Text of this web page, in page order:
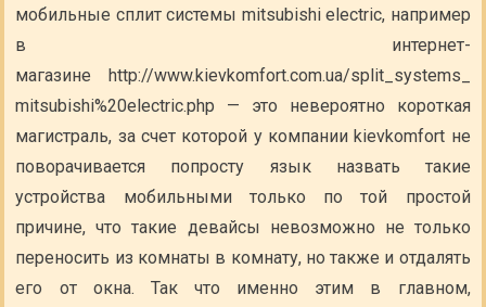
мобильные сплит системы mitsubishi electric, например
в интернет-
магазине http://www.kievkomfort.com.ua/split_systems_
mitsubishi%20electric.php — это невероятно короткая
магистраль, за счет которой у компании kievkomfort не
поворачивается попросту язык назвать такие
устройства мобильными только по той простой
причине, что такие девайсы невозможно не только
переносить из комнаты в комнату, но также и отдалять
его от окна. Так что именно этим в главном,